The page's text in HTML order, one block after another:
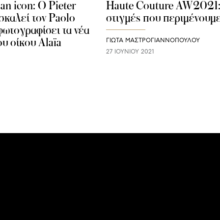
icon: O Pieter
τον Paolo
τα νέα
οίκου Alaïa
Haute Couture
στιγμές που
ΓΙΩΤΑ ΜΑΣΤΡΟΓΙΑΝΝΟΠΟΥΛΟΥ
27 ΙΟΥΝΊΟΥ 2021